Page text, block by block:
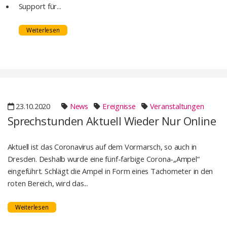
Support für...
Weiterlesen
23.10.2020 News Ereignisse Veranstaltungen
Sprechstunden Aktuell Wieder Nur Online
Aktuell ist das Coronavirus auf dem Vormarsch, so auch in
Dresden. Deshalb wurde eine fünf-farbige Corona-„Ampel“
eingeführt. Schlägt die Ampel in Form eines Tachometer in den
roten Bereich, wird das...
Weiterlesen